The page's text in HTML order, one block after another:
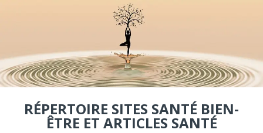
RÉPERTOIRE SITES SANTÉ BIEN-
ÊTRE ET ARTICLES SANTÉ